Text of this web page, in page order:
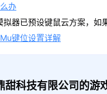
办
拟器已预设键鼠云方案，如
键位设置详解
甜科技有限公司的游